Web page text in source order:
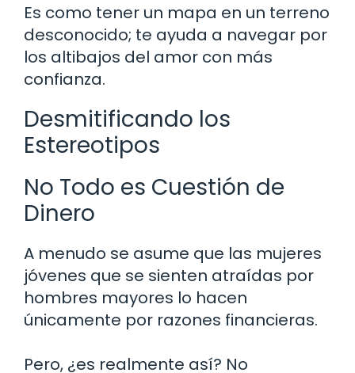
Es como tener un mapa en un terreno
desconocido; te ayuda a navegar por
los altibajos del amor con más
confianza.
Desmitificando los
Estereotipos
No Todo es Cuestión de
Dinero
A menudo se asume que las mujeres
jóvenes que se sienten atraídas por
hombres mayores lo hacen
únicamente por razones financieras.
Pero, ¿es realmente así? No